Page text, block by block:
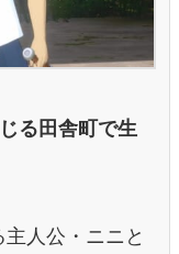
る田舎町で生
人公・ニニと